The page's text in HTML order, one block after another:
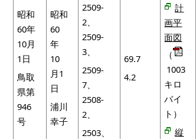
昭和
60年
10月
1日
鳥取
県第
946
号
昭和
60
年
10
月1
日
浦川
幸子
2509-
2、
2509-
3、
2509-
7、
2508-
2、
2503、
69.7
4.2
計
画平
面図
（
1003
キロ
バイ
ト）
縦